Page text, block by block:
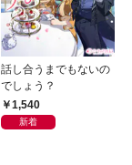
話し合うまでもないの
でしょう？
1,540
新着